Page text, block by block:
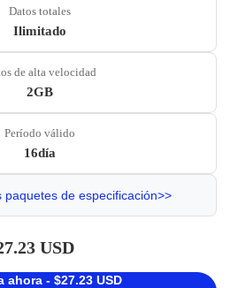
Datos totales
Ilimitado
de alta velocidad
2GB
Período válido
16día
paquetes de especificación>>
USD
ahora - $27.23 USD